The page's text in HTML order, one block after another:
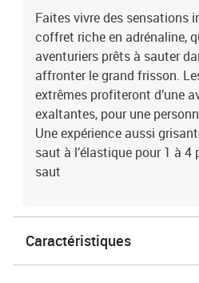
Faites vivre des sensations
coffret riche en adrénaline,
aventuriers prêts à sauter
affronter le grand frisson.
extrêmes profiteront d’une
exaltantes, pour une
Une expérience aussi
saut à l’élastique pour 1 à 4
saut
Caractéristiques